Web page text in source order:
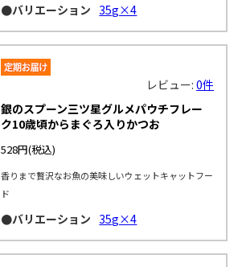
●バリエーション 35g×4
レビュー:0件
銀のスプーン三ツ星グルメパウチフレー
ク10歳頃からまぐろ入りかつお
528円(税込)
香りまで贅沢なお魚の美味しいウェットキャットフー
ド
●バリエーション 35g×4